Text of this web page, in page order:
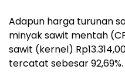
Adapun harga turunan
minyak sawit mentah
sawit (kernel)
tercatat sebesar 92,69%.